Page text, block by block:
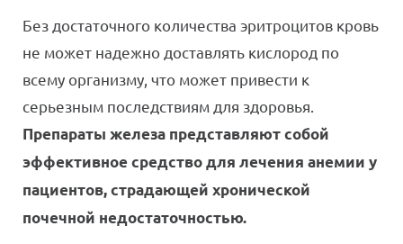
Без достаточного количества эритроцитов кровь
не может надежно доставлять кислород по
всему организму, что может привести к
серьезным последствиям для здоровья.
Препараты железа представляют собой
эффективное средство для лечения анемии у
пациентов, страдающей хронической
почечной недостаточностью.